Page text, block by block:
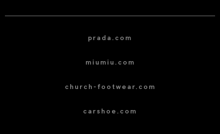
prada.com
miumiu.com
church-footwear.com
carshoe.com